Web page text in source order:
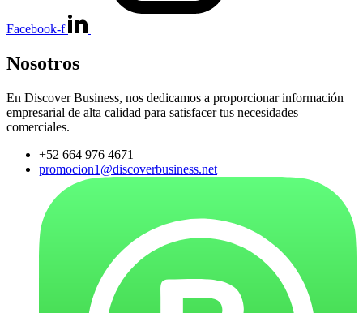
Facebook-f
Nosotros
En Discover Business, nos dedicamos a proporcionar información
empresarial de alta calidad para satisfacer tus necesidades
comerciales.
+52 664 976 4671
promocion1@discoverbusiness.net